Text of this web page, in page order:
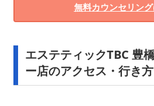
無料カウンセリン
エステティックTBC 豊
ー店のアクセス・行き方